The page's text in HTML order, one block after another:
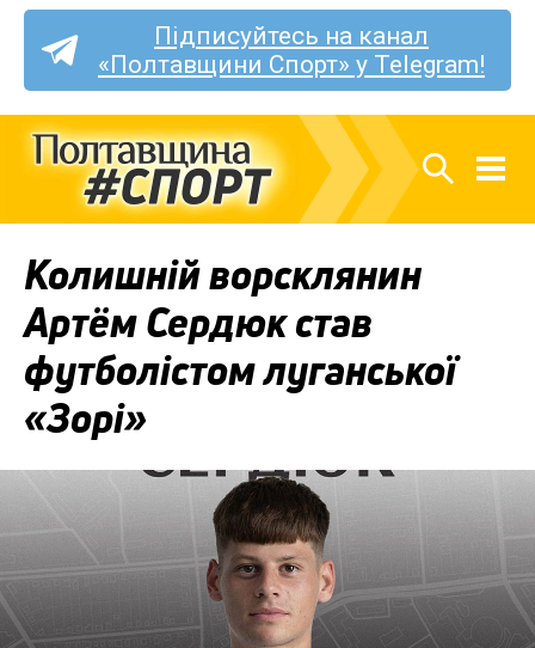
Підписуйтесь на канал
«Полтавщини Спорт» у Telegram!
Колишній ворсклянин
Артём Сердюк став
футболістом луганської
«Зорі»